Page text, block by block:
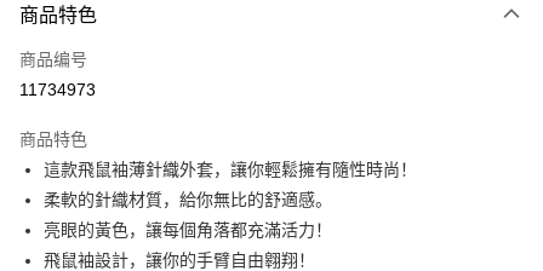
信用卡一次付款
超商取货付款
Apple Pay
街口支付
Google Pay
商品特色
商品编号
11734973
商品特色
這款飛鼠袖薄針織外套，讓你輕鬆擁有隨性時尚！
柔軟的針織材質，給你無比的舒適感。
亮眼的黃色，讓每個角落都充滿活力！
飛鼠袖設計，讓你的手臂自由翱翔！